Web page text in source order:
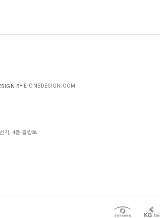
BY E-ONEDESIGN.COM
지, 4층 블랑토